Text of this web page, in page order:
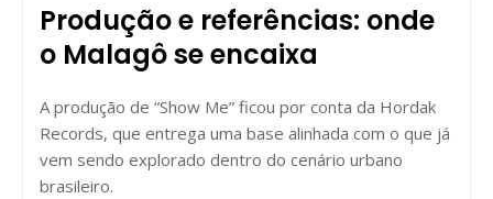
Produção e referências: onde
o Malagô se encaixa
A produção de “Show Me” ficou por conta da Hordak
Records, que entrega uma base alinhada com o que já
vem sendo explorado dentro do cenário urbano
brasileiro.